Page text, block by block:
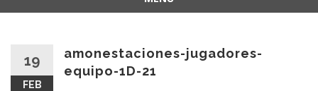
19
FEB
amonestaciones-jugadores-
equipo-1D-21